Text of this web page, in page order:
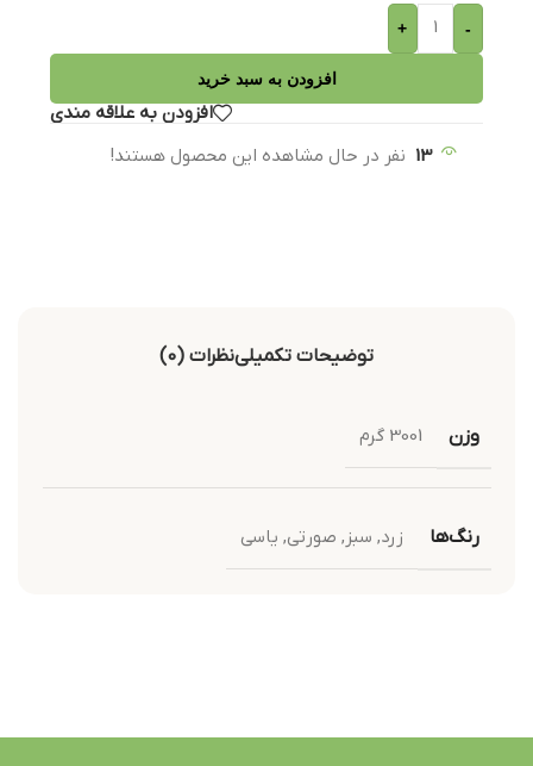
-
+
افزودن به سبد خرید
افزودن به علاقه مندی
13 نفر در حال مشاهده این محصول هستند!
توضیحات تکمیلینظرات (0)
وزن 3001 گرم
رنگ‌ها زرد, سبز , صورتی, یاسی